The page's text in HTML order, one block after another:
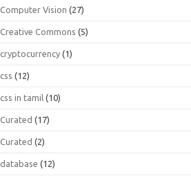
Computer Vision (27)
Creative Commons (5)
cryptocurrency (1)
css (12)
css in tamil (10)
Curated (17)
Curated (2)
database (12)